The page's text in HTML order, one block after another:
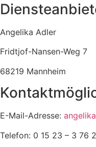
Angelika Adler
Fridtjof-Nansen-Weg 7
68219 Mannheim
E-Mail-Adresse:
Telefon: 0 15 23 – 3 76